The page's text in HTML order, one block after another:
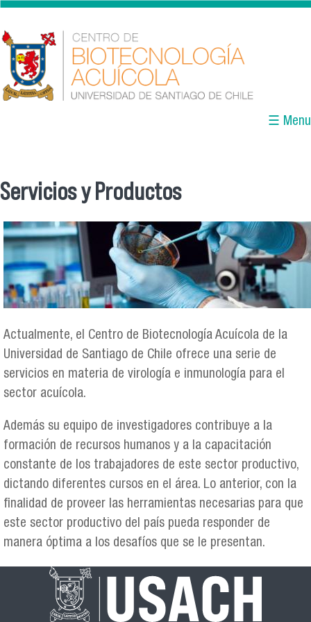
Skip to main content
☰ Menu
You are here
Servicios y Productos
Actualmente, el Centro de Biotecnología Acuícola de la
Universidad de Santiago de Chile ofrece una serie de
servicios en materia de virología e inmunología para el
sector acuícola.
Además su equipo de investigadores contribuye a la
formación de recursos humanos y a la capacitación
constante de los trabajadores de este sector productivo,
dictando diferentes cursos en el área. Lo anterior, con la
finalidad de proveer las herramientas necesarias para que
este sector productivo del país pueda responder de
manera óptima a los desafíos que se le presentan.